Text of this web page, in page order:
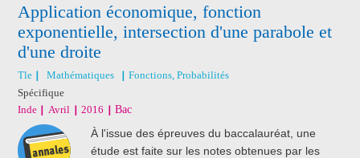
Application économique, fonction
exponentielle, intersection d'une parabole et
d'une droite
Tle Mathématiques
Fonctions, Probabilités
Spécifique
Inde
Avril 2016 Bac
À l'issue des épreuves du baccalauréat, une
étude est faite sur les notes obtenues par les